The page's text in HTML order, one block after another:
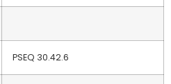
PSEQ 30.42.6